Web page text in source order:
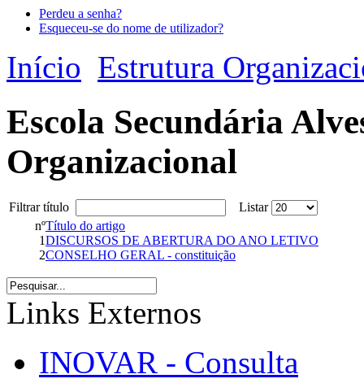
Perdeu a senha?
Esqueceu-se do nome de utilizador?
Início Estrutura
Escola Secundária
Organizacional
Filtrar título
Listar
nºTítulo do artigo
1DISCURSOS DE ABERTURA DO ANO LETIVO
2CONSELHO GERAL - constituição
Links Externos
INOVAR - Consulta